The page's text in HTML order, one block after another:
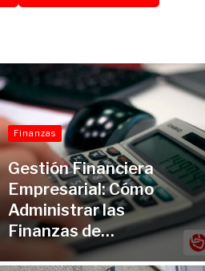
Finanzas
Gestión Financiera
Empresarial: Cómo
Administrar las
Finanzas de…